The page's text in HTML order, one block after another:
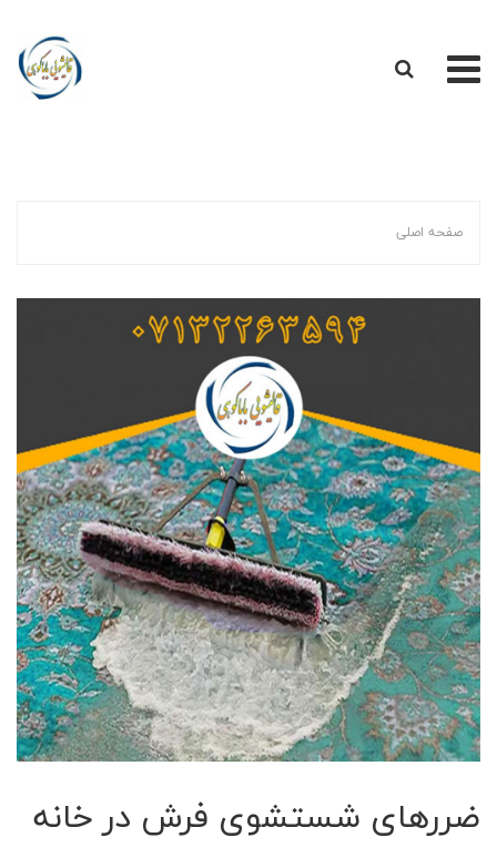
ارتباط با ما
قالیشویی و مبل شویی شیراز
قالیشویی سراسر شیراز
مبل شویی سراسر شیراز
صفحه اصلی
ضررهای شستشوی فرش در خانه